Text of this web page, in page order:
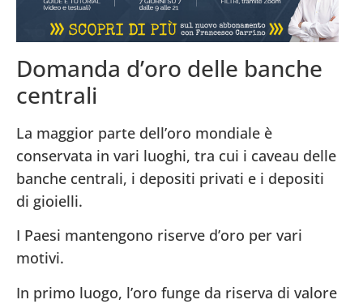
Domanda d’oro delle banche
centrali
La maggior parte dell’oro mondiale è
conservata in vari luoghi, tra cui i caveau delle
banche centrali, i depositi privati e i depositi
di gioielli.
I Paesi mantengono riserve d’oro per vari
motivi.
In primo luogo, l’oro funge da riserva di valore